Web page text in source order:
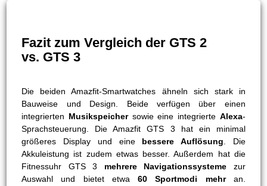
Fazit zum Vergleich der GTS 2
vs. GTS 3
Die beiden Amazfit-Smartwatches ähneln sich stark in
Bauweise und Design. Beide verfügen über einen
integrierten Musikspeichersowie eine integrierte Alexa-
Sprachsteuerung. Die Amazfit GTS 3 hat ein minimal
größeres Display und eine bessere Auflösung . Die
Akkuleistung ist zudem etwas besser. Außerdem hat die
Fitnessuhr GTS 3 mehrere Navigationssysteme zur
Auswahl und bietet etwa60 Sportmodi mehran.